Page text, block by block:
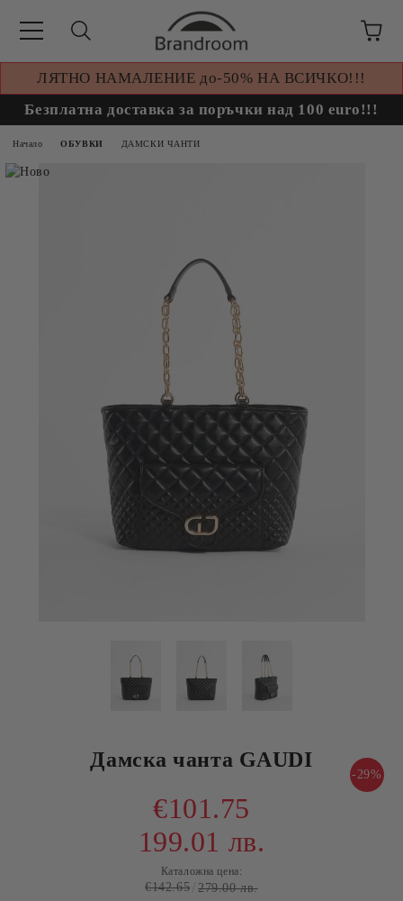
ЛЯТНО НАМАЛЕНИЕ до-50% НА ВСИЧКО!!!
Безплатна доставка за поръчки над 100 euro!!!
Начало ОБУВКИ ДАМСКИ ЧАНТИ
Дамска чанта GAUDI
-29%
€101.75
199.01 лв.
Каталожна цена:
€142.65 279.00 лв.